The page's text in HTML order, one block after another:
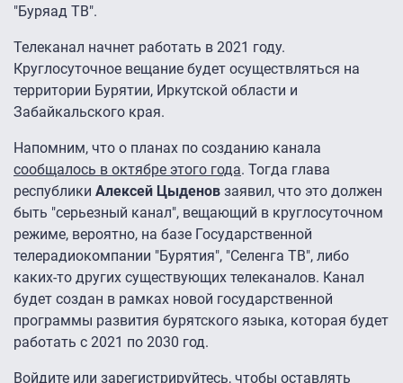
"Буряад ТВ".
Телеканал начнет работать в 2021 году.
Круглосуточное вещание будет осуществляться на
территории Бурятии, Иркутской области и
Забайкальского края.
Напомним, что о планах по созданию канала
сообщалось в октябре этого года. Тогда глава
республики Алексей Цыденов заявил, что это должен
быть "серьезный канал", вещающий в круглосуточном
режиме, вероятно, на базе Государственной
телерадиокомпании "Бурятия", "Селенга ТВ", либо
каких-то других существующих телеканалов. Канал
будет создан в рамках новой государственной
программы развития бурятского языка, которая будет
работать с 2021 по 2030 год.
Войдите или зарегистрируйтесь, чтобы оставлять